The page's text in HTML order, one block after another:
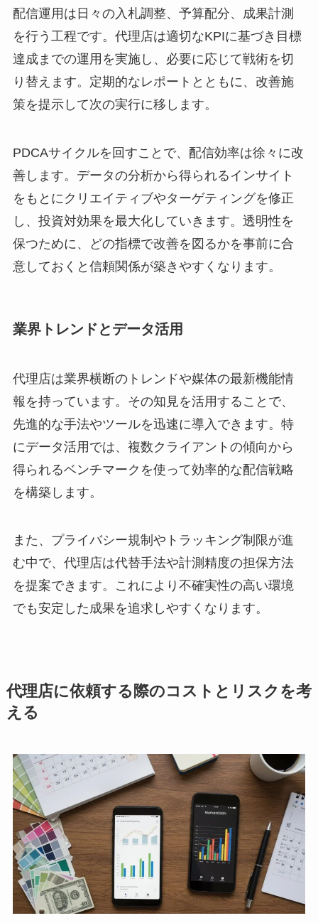
配信運用は日々の入札調整、予算配分、成果計測
を行う工程です。代理店は適切なKPIに基づき目標
達成までの運用を実施し、必要に応じて戦術を切
り替えます。定期的なレポートとともに、改善施
策を提示して次の実行に移します。
PDCAサイクルを回すことで、配信効率は徐々に改
善します。データの分析から得られるインサイト
をもとにクリエイティブやターゲティングを修正
し、投資対効果を最大化していきます。透明性を
保つために、どの指標で改善を図るかを事前に合
意しておくと信頼関係が築きやすくなります。
業界トレンドとデータ活用
代理店は業界横断のトレンドや媒体の最新機能情
報を持っています。その知見を活用することで、
先進的な手法やツールを迅速に導入できます。特
にデータ活用では、複数クライアントの傾向から
得られるベンチマークを使って効率的な配信戦略
を構築します。
また、プライバシー規制やトラッキング制限が進
む中で、代理店は代替手法や計測精度の担保方法
を提案できます。これにより不確実性の高い環境
でも安定した成果を追求しやすくなります。
代理店に依頼する際のコストとリスクを考
える